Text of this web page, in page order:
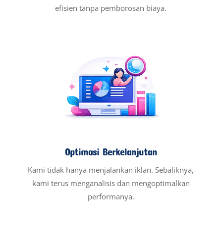
efisien tanpa pemborosan biaya.
Optimasi Berkelanjutan
Kami tidak hanya menjalankan iklan. Sebaliknya,
kami terus menganalisis dan mengoptimalkan
performanya.